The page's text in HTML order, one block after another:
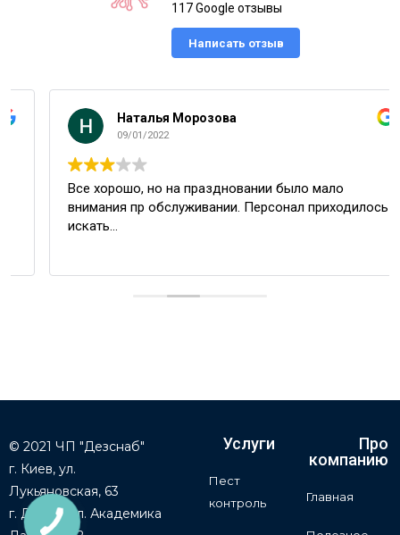
117 Google отзывы
Написать отзыв
Наталья Морозова
09/01/2022
Все хорошо, но на праздновании было мало
внимания пр обслуживании. Персонал приходилось
искать...
© 2021 ЧП "Дезснаб"
г. Киев, ул.
Лукьяновская, 63
г. Днепр, ул. Академика
Услуги
Пест
контроль
Про
компанию
Главная